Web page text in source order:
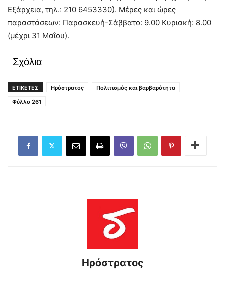
Εξάρχεια, τηλ.: 210 6453330). Μέρες και ώρες
παραστάσεων: Παρασκευή-Σάββατο: 9.00 Κυριακή: 8.00
(μέχρι 31 Μαΐου).
Σχόλια
ΕΤΙΚΕΤΕΣ Ηρόστρατος
Πολιτισμός και βαρβαρότητα
Φύλλο 261
Ηρόστρατος